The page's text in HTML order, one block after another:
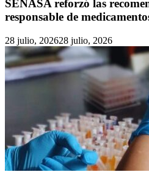
SENASA reforzó las
responsable de
28 julio, 202628 julio, 2026